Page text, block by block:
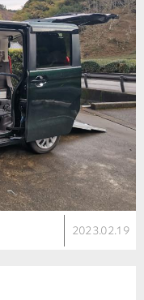
2023.02.19